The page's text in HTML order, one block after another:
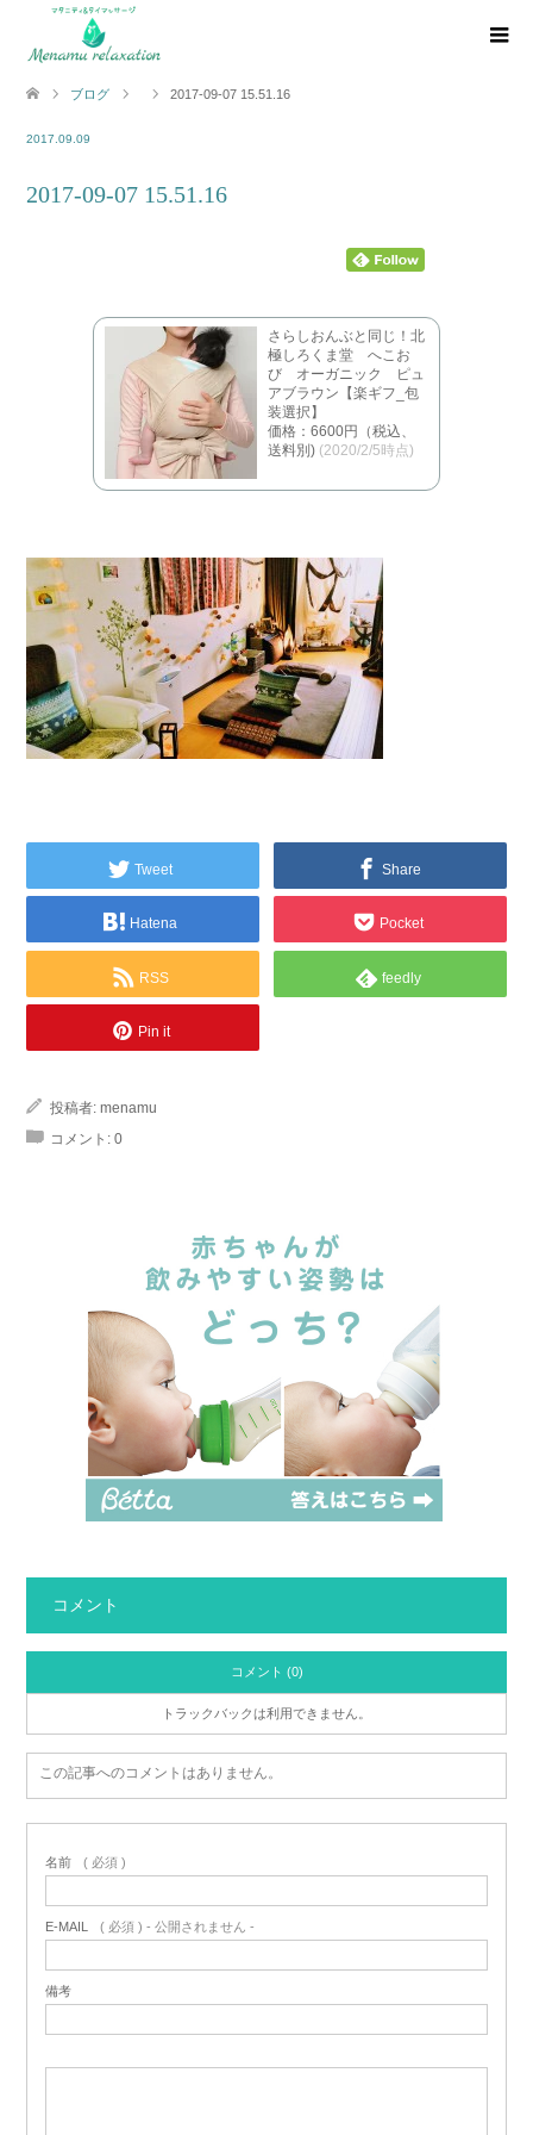
ブログ 2017-09-07 15.51.16
2017.09.09
2017-09-07 15.51.16
さらしおんぶと同じ！北
極しろくま堂 へこお
び オーガニック ピュ
アブラウン【楽ギフ_包
装選択】
価格：6600円（税込、
送料別) (2020/2/5時点)
Tweet Share
Hatena Pocket
RSS feedly
Pin it
投稿者: menamu
コメント: 0
コメント
コメント (0)
トラックバックは利用できません。
この記事へのコメントはありません。
名前 ( 必須 )
E-MAIL ( 必須 ) - 公開されません -
備考